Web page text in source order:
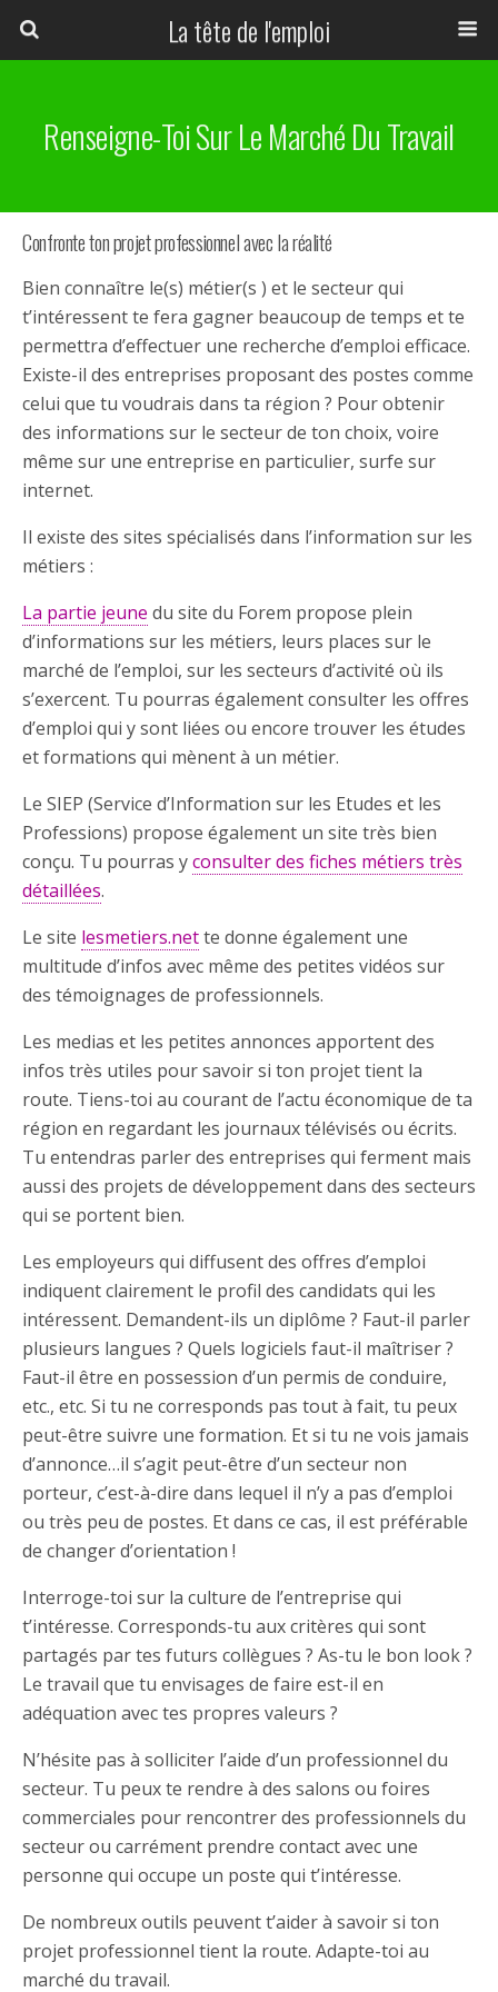
La tête de l'emploi
Renseigne-Toi Sur Le Marché Du Travail
Confronte ton projet professionnel avec la réalité
Bien connaître le(s) métier(s ) et le secteur qui
t’intéressent te fera gagner beaucoup de temps et te
permettra d’effectuer une recherche d’emploi efficace.
Existe-il des entreprises proposant des postes comme
celui que tu voudrais dans ta région ? Pour obtenir
des informations sur le secteur de ton choix, voire
même sur une entreprise en particulier, surfe sur
internet.
Il existe des sites spécialisés dans l’information sur les
métiers :
La partie jeune du site du Forem propose plein
d’informations sur les métiers, leurs places sur le
marché de l’emploi, sur les secteurs d’activité où ils
s’exercent. Tu pourras également consulter les offres
d’emploi qui y sont liées ou encore trouver les études
et formations qui mènent à un métier.
Le SIEP (Service d’Information sur les Etudes et les
Professions) propose également un site très bien
conçu. Tu pourras yconsulter des fiches métiers très
détaillées.
Le site lesmetiers.nette donne également une
multitude d’infos avec même des petites vidéos sur
des témoignages de professionnels.
Les medias et les petites annonces apportent des
infos très utiles pour savoir si ton projet tient la
route. Tiens-toi au courant de l’actu économique de ta
région en regardant les journaux télévisés ou écrits.
Tu entendras parler des entreprises qui ferment mais
aussi des projets de développement dans des secteurs
qui se portent bien.
Les employeurs qui diffusent des offres d’emploi
indiquent clairement le profil des candidats qui les
intéressent. Demandent-ils un diplôme ? Faut-il parler
plusieurs langues ? Quels logiciels faut-il maîtriser ?
Faut-il être en possession d’un permis de conduire,
etc., etc. Si tu ne corresponds pas tout à fait, tu peux
peut-être suivre une formation. Et si tu ne vois jamais
d’annonce…il s’agit peut-être d’un secteur non
porteur, c’est-à-dire dans lequel il n’y a pas d’emploi
ou très peu de postes. Et dans ce cas, il est préférable
de changer d’orientation !
Interroge-toi sur la culture de l’entreprise qui
t’intéresse. Corresponds-tu aux critères qui sont
partagés par tes futurs collègues ? As-tu le bon look ?
Le travail que tu envisages de faire est-il en
adéquation avec tes propres valeurs ?
N’hésite pas à solliciter l’aide d’un professionnel du
secteur. Tu peux te rendre à des salons ou foires
commerciales pour rencontrer des professionnels du
secteur ou carrément prendre contact avec une
personne qui occupe un poste qui t’intéresse.
De nombreux outils peuvent t’aider à savoir si ton
projet professionnel tient la route. Adapte-toi au
marché du travail.